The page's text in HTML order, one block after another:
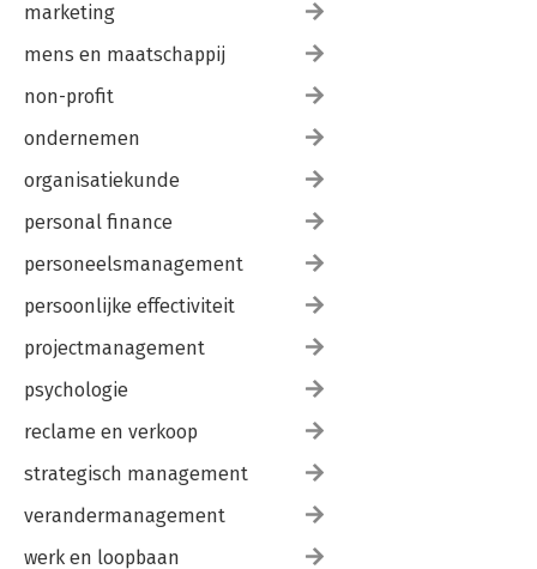
marketing
mens en maatschappij
non-profit
ondernemen
organisatiekunde
personal finance
personeelsmanagement
persoonlijke effectiviteit
projectmanagement
psychologie
reclame en verkoop
strategisch management
verandermanagement
werk en loopbaan